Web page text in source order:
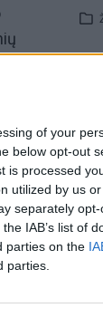
of your
below opt-out
is processed
utilized by us
separately
IAB’s list of
parties on the
parties.